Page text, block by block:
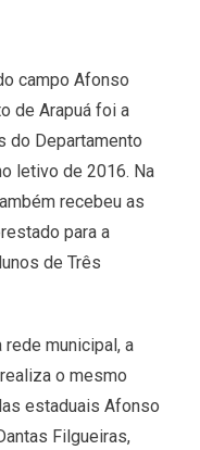
campo Afonso
de Arapuá foi a
do Departamento
letivo de 2016. Na
recebeu as
para a
de Três
municipal, a
o mesmo
estaduais Afonso
Filgueiras,